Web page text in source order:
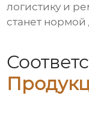
логистику и
станет нормой